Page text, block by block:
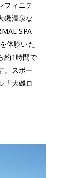
フィニテ
磯温泉な
SPA
体験いた
約1時間で
。スポー
「大磯ロ